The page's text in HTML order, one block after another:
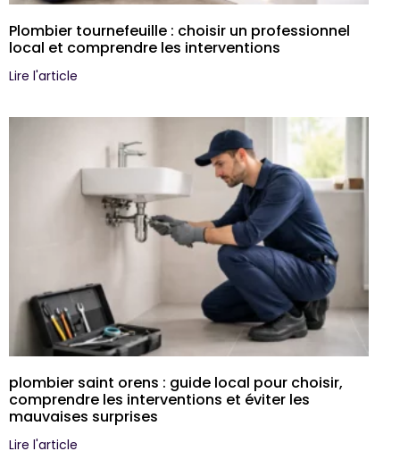
Plombier tournefeuille : choisir un professionnel
local et comprendre les interventions
Lire l'article
plombier saint orens : guide local pour choisir,
comprendre les interventions et éviter les
mauvaises surprises
Lire l'article